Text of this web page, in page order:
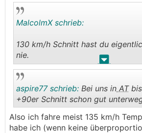
. .
MalcolmX schrieb:
130 km/h Schnitt hast du
nie.
....
97 Schnitt ist für Österreich
:)
..
aspire77 schrieb: Bei uns in AT
+90er Schnitt schon gut
Also ich fahre meist 135 km/h
habe ich (wenn keine